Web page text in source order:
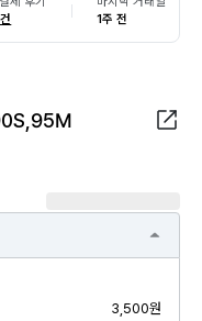
1주 전
3,500원